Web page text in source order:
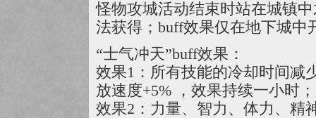
怪物攻城活动结束时站在城镇
法获得；buff效果仅在地下城中
“士气冲天”buff效果：
效果1：所有技能的冷却时间减
放速度+5% ，效果持续一小时；
效果2：力量、智力、体力、精